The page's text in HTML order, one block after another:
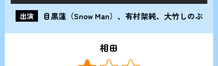
出演 目黒蓮（Snow Man）、有村架純、大竹しのぶ
相田